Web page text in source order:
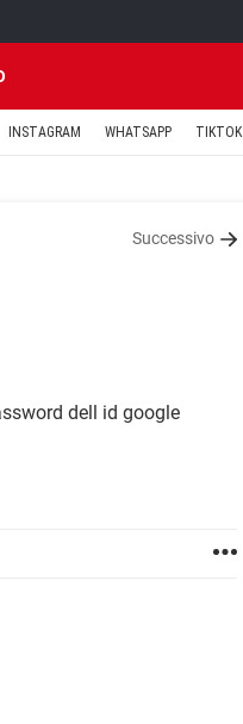
INSTAGRAM WHATSAPP TIKTOK
Successivo
dell id google